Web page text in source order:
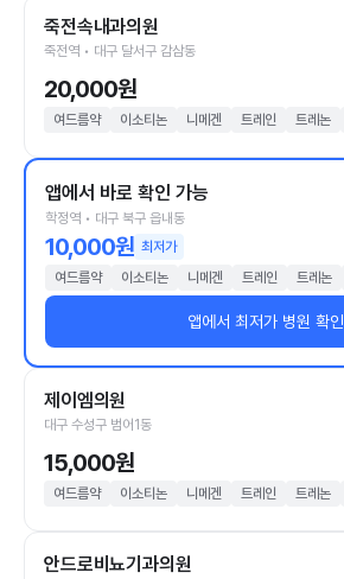
죽전속내과의원
죽전역 • 대구 달서구 감삼동
20,000원
여드름약 이소티논 니메겐 트레인 트레논
앱에서 바로 확인 가능
학정역 • 대구 북구 읍내동
10,000원 최저가
여드름약
이소티논 니메겐 트레인 트레논
앱에서 최저가 병원 확인
제이엠의원
대구 수성구 범어1동
15,000원
여드름약 이소티논 니메겐 트레인 트레논
안드로비뇨기과의원